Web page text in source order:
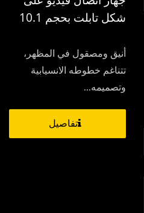
شكل تابلت بحجم 10.1
أنيق ومصقول في المظهر،
تتناغم خطوطه الانسيابية
وتصميمه...
تفاصيل